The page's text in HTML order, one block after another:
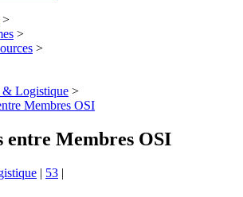
>
>
>
Logistique >
Membres OSI
entre Membres OSI
| 53 |